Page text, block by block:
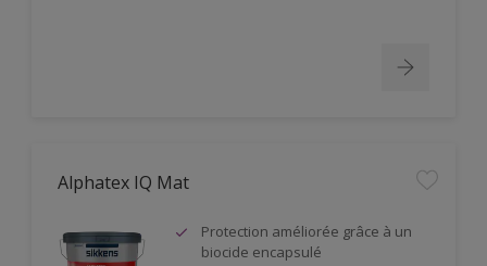
Alphatex IQ Mat
Protection améliorée grâce à un
biocide encapsulé